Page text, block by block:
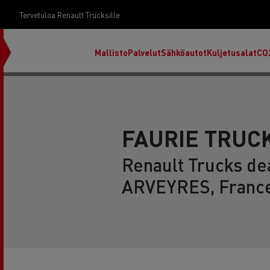
Tervetuloa Renault Trucksille
MallistoPalvelutSähköautotKuljetusalat
FAURIE
Renault Trucks
ARVEYRES,